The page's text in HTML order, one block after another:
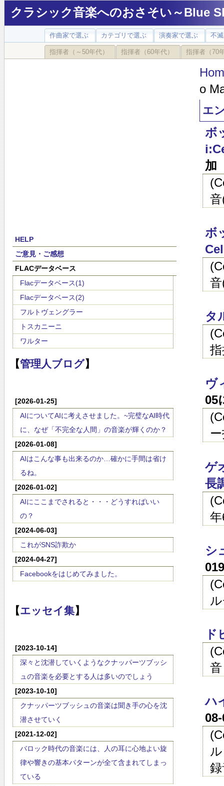
クラシック音楽へのおさそい～Blue
作曲家で選ぶ カテゴリで選ぶ 演奏家で選ぶ 不
指揮者（～50年代） 指揮者（60年代） 指揮者（70
HELP
ご意見・ご感想
FLACデータベース
Flacデータベース(1)
Flacデータベース(2)
フルトヴェングラー
トスカニーニ
ワルター
【管理人ブログ】
[2026-01-25]
AIについてAIに考えさせました。~完璧なAI時代
に、なぜ「不完全な人間」の音楽が輝くのか？
[2026-01-08]
AIはこんな事も出来るのか…確かに手間は省け
るね。
[2026-01-02]
AIにここまでされると・・・どうすればいい
の？
[2024-06-03]
これがSNS詐欺か
[2024-04-27]
Facebookをはじめてみました。
【エッセイ集】
[2023-10-14]
深々と沈潜していくようなクナッパーツブッシ
ュの音楽を必要とする人は多いのでしょう
[2023-10-10]
クナッパーツブッシュの音楽は聞き手の心を沈
潜させていく
[2021-12-02]
バロック時代の音楽には、人の耳に心地よい旋
律や響きの基本パターンが全て含まれてしまっ
ている
o
エ
ボ
加
ボ
タ
ヴ
05
ゲ
長
シ
音
ハ